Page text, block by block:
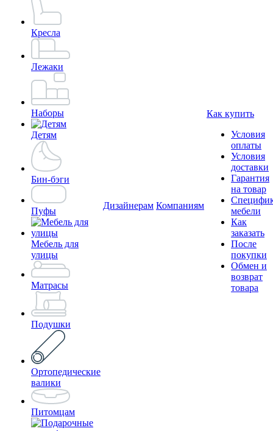
Кресла
Лежаки
Наборы
Детям
Бин-бэги
Пуфы
Мебель для
улицы
Матрасы
Подушки
Ортопедические
валики
Питомцам
Дизайнерам Компаниям
Как купить
Условия
оплаты
Условия
доставки
Гарантия
на товар
мебели
Как
заказать
После
покупки
Обмен и
возврат
товара